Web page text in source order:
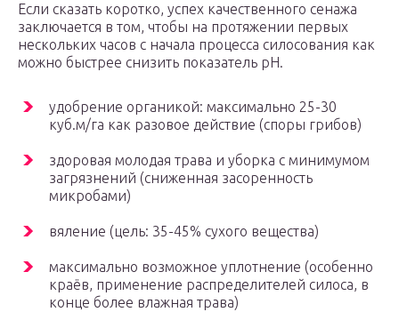
Если сказать коротко, успех качественного сенажа
заключается в том, чтобы на протяжении первых
нескольких часов с начала процесса силосования как
можно быстрее снизить показатель рН.
удобрение органикой: максимально 25-30
куб.м/га как разовое действие (споры грибов)
здоровая молодая трава и уборка с минимумом
загрязнений (сниженная засоренность
микробами)
вяление (цель: 35-45% сухого вещества)
максимально возможное уплотнение (особенно
краёв, применение распределителей силоса, в
конце более влажная трава)